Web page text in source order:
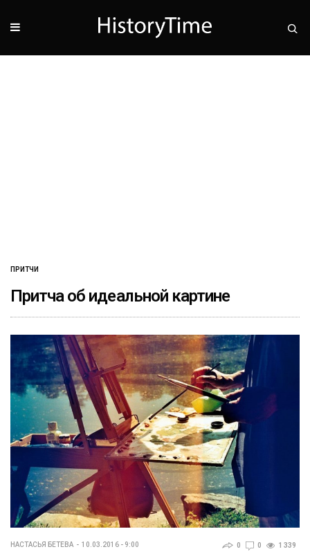
ПРИТЧИ
Притча об идеальной картине
НАСТАСЬЯ БЕТЕВА 10.03.2016 - 9:00 0 0 1 339